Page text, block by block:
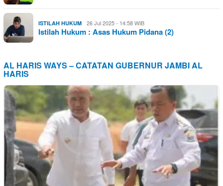
ISTILAH HUKUM 26 Jul 2025 - 14:58 WIB
Istilah Hukum : Asas Hukum Pidana (2)
AL HARIS WAYS – CATATAN GUBERNUR JAMBI AL
HARIS